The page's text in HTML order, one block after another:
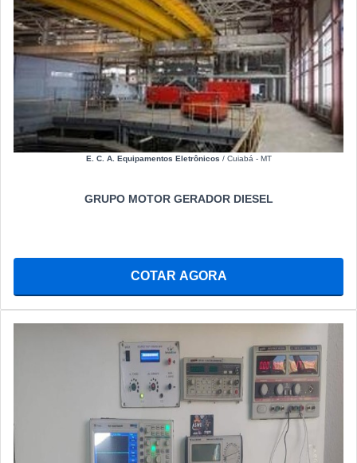
E. C. A. Equipamentos Eletrônicos / Cuiabá - MT
GRUPO MOTOR GERADOR DIESEL
COTAR AGORA